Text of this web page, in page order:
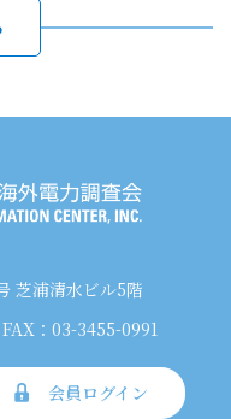
芝浦清水ビル5階
FAX：03-3455-0991
会員ログイン